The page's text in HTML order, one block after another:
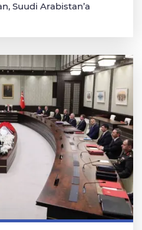
Suudi Arabistan’a